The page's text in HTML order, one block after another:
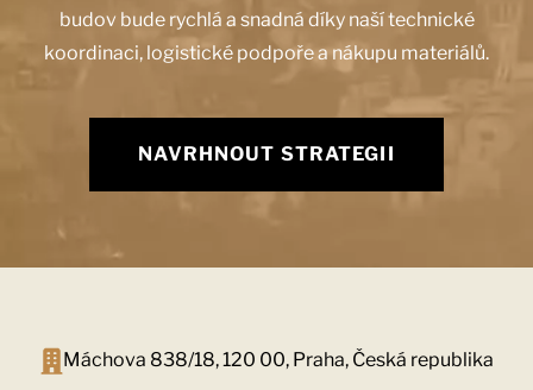
budov bude rychlá a snadná díky naší technické
koordinaci, logistické podpoře a nákupu materiálů.
NAVRHNOUT STRATEGII
Máchova 838/18, 120 00, Praha, Česká republika